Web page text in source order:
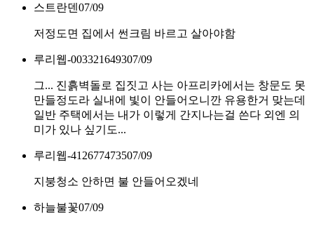
스트란덴 07/09
저정도면 집에서 썬크림 바르고 살아야함
루리웹-003321649307/09
그... 진흙벽돌로 집짓고 사는 아프리카에서는 창문도 못
만들정도라 실내에 빛이 안들어오니깐 유용한거 맞는데
일반 주택에서는 내가 이렇게 간지나는걸 쓴다 외엔 의
미가 있나 싶기도...
루리웹-412677473507/09
지붕청소 안하면 불 안들어오겠네
하늘불꽃07/09